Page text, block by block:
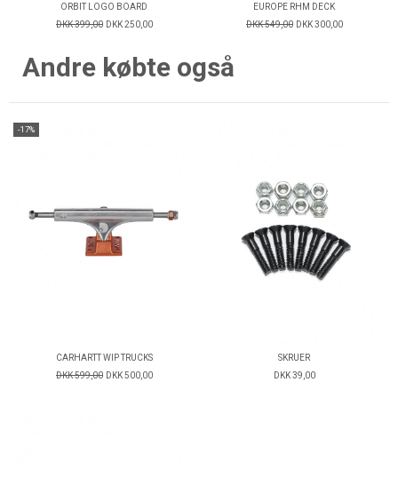
ORBIT LOGO BOARD
DKK 399,00 DKK 250,00
EUROPE RHM DECK
DKK 549,00 DKK 300,00
Andre købte også
-17%
CARHARTT WIP TRUCKS
DKK 599,00 DKK 500,00
SKRUER
DKK 39,00